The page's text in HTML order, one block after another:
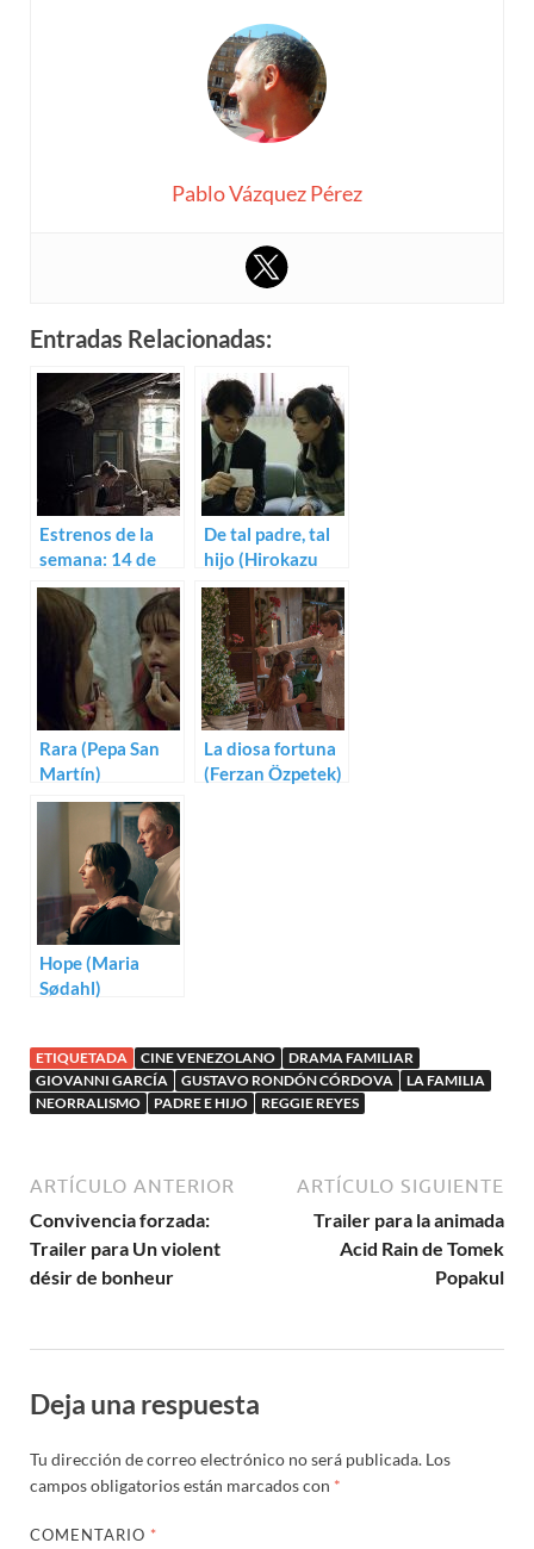
Pablo Vázquez Pérez
Entradas Relacionadas:
Estrenos de la
semana: 14 de
diciembre (2018)
De tal padre, tal
hijo (Hirokazu
Koreeda)
Rara (Pepa San
Martín)
La diosa fortuna
(Ferzan Özpetek)
Hope (Maria
Sødahl)
ETIQUETADA CINE VENEZOLANO
DRAMA FAMILIAR
GIOVANNI GARCÍA
GUSTAVO RONDÓN CÓRDOVA
LA FAMILIA
NEORRALISMO
PADRE E HIJO REGGIE REYES
ARTÍCULO ANTERIOR
Convivencia forzada:
Trailer para Un violent
désir de bonheur
ARTÍCULO SIGUIENTE
Trailer para la animada
Acid Rain de Tomek
Popakul
Deja una respuesta
Tu dirección de correo electrónico no será publicada. Los
campos obligatorios están marcados con *
COMENTARIO *